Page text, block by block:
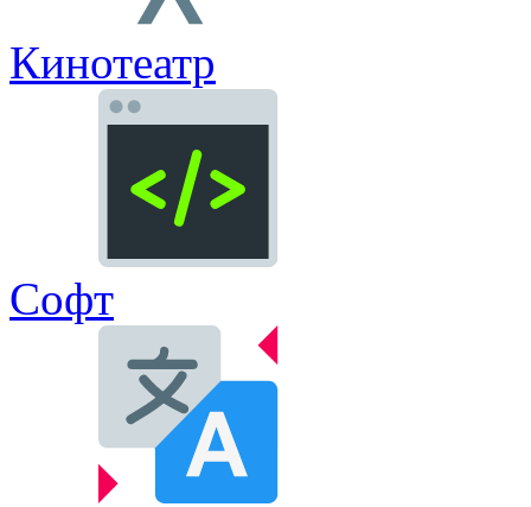
Кинотеатр
Софт